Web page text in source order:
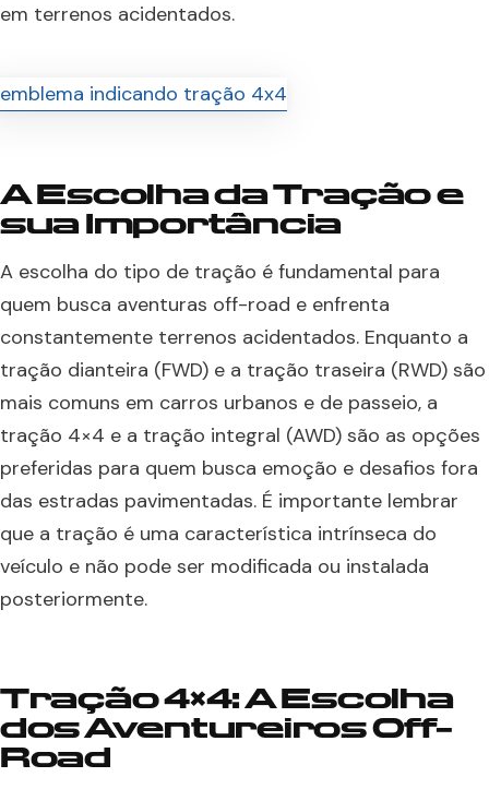
em terrenos acidentados.
A Escolha da Tração e
sua Importância
A escolha do tipo de tração é fundamental para
quem busca aventuras off-road e enfrenta
constantemente terrenos acidentados. Enquanto a
tração dianteira (FWD) e a tração traseira (RWD) são
mais comuns em carros urbanos e de passeio, a
tração 4×4 e a tração integral (AWD) são as opções
preferidas para quem busca emoção e desafios fora
das estradas pavimentadas. É importante lembrar
que a tração é uma característica intrínseca do
veículo e não pode ser modificada ou instalada
posteriormente.
Tração 4×4: A Escolha
dos Aventureiros Off-
Road